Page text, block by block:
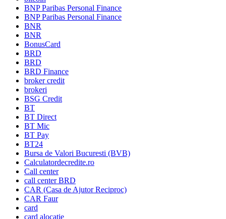
BNP Paribas Personal Finance
BNP Paribas Personal Finance
BNR
BNR
BonusCard
BRD
BRD
BRD Finance
broker credit
brokeri
BSG Credit
BT
BT Direct
BT Mic
BT Pay
BT24
Bursa de Valori Bucuresti (BVB)
Calculatordecredite.ro
Call center
call center BRD
CAR (Casa de Ajutor Reciproc)
CAR Faur
card
card alocatie